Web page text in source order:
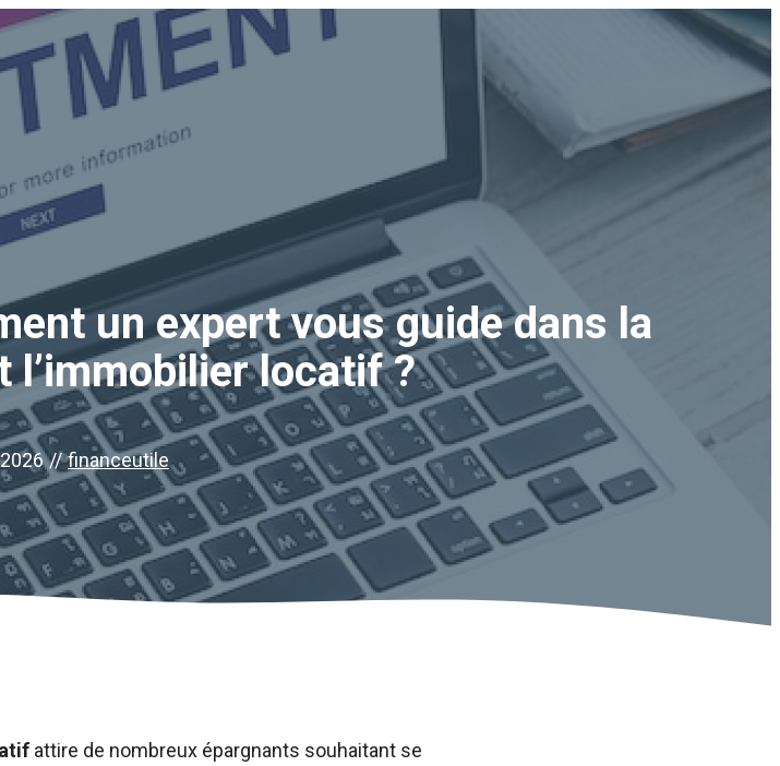
un expert vous guide dans la
locatif ?
// financeutile
attire de nombreux épargnants souhaitant se